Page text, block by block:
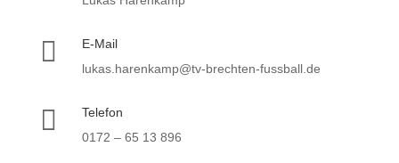

E-Mail
lukas.harenkamp@tv-brechten-fussball.de

Telefon
0172 – 65 13 896